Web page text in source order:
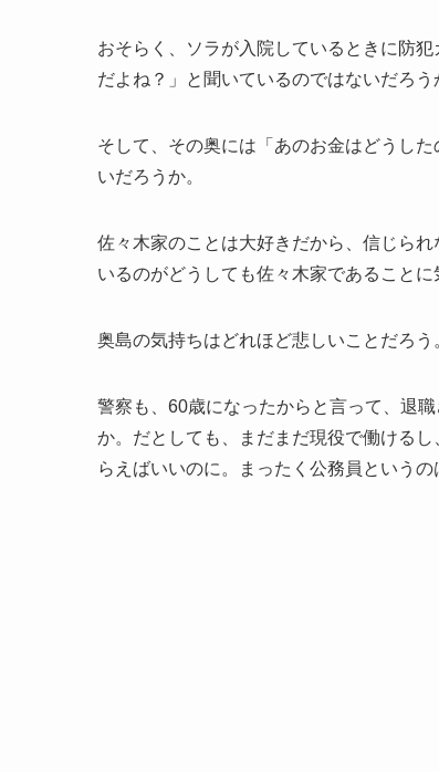
おそらく、ソラが入院しているときに防
だよね？」と聞いているのではないだろう
そして、その奥には「あのお金はどうし
いだろうか。
佐々木家のことは大好きだから、信じら
いるのがどうしても佐々木家であることに
奥島の気持ちはどれほど悲しいことだろう
警察も、60歳になったからと言って、退
か。だとしても、まだまだ現役で働ける
らえばいいのに。まったく公務員というの